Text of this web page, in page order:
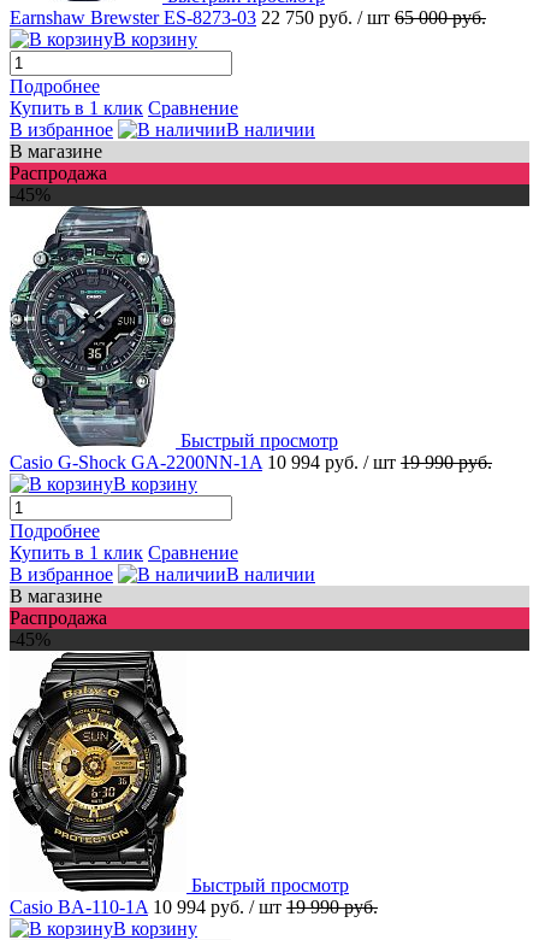
Earnshaw Brewster ES-8273-03 22 750 руб. / шт 65 000 руб.
В корзину
Подробнее
Купить в 1 клик Сравнение
В избранное
В наличии
В магазине
Распродажа
-45%
Быстрый просмотр
Casio G-Shock GA-2200NN-1A 10 994 руб. / шт 19 990 руб.
В корзину
Подробнее
Купить в 1 клик Сравнение
В избранное
В наличии
В магазине
Распродажа
-45%
Быстрый просмотр
Casio BA-110-1A 10 994 руб. / шт 19 990 руб.
В корзину